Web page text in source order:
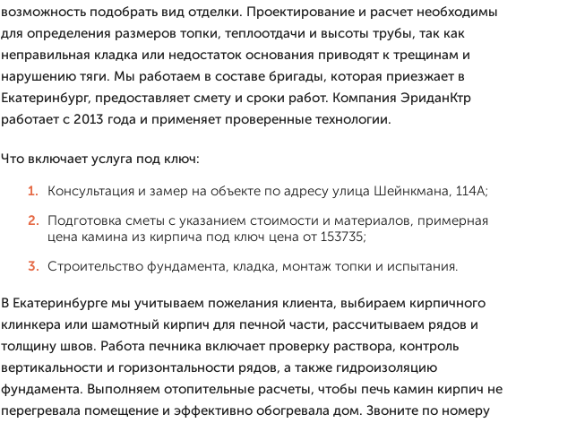
возможность подобрать вид отделки. Проектирование и расчет необходимы
для определения размеров топки, теплоотдачи и высоты трубы, так как
неправильная кладка или недостаток основания приводят к трещинам и
нарушению тяги. Мы работаем в составе бригады, которая приезжает в
Екатеринбург, предоставляет смету и сроки работ. Компания ЭриданКтр
работает с 2013 года и применяет проверенные технологии.
Что включает услуга под ключ:
Консультация и замер на объекте по адресу улица Шейнкмана, 114А;
Подготовка сметы с указанием стоимости и материалов, примерная
цена камина из кирпича под ключ цена от 153735;
Строительство фундамента, кладка, монтаж топки и испытания.
В Екатеринбурге мы учитываем пожелания клиента, выбираем кирпичного
клинкера или шамотный кирпич для печной части, рассчитываем рядов и
толщину швов. Работа печника включает проверку раствора, контроль
вертикальности и горизонтальности рядов, а также гидроизоляцию
фундамента. Выполняем отопительные расчеты, чтобы печь камин кирпич не
перегревала помещение и эффективно обогревала дом. Звоните по номеру